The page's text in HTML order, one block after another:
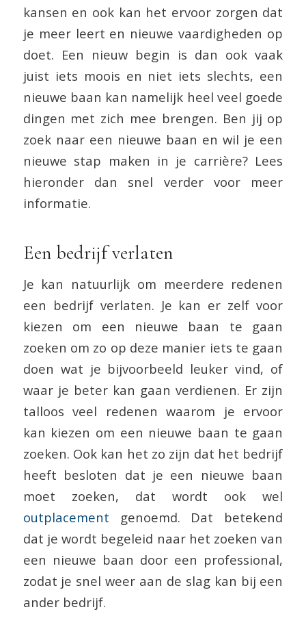
kansen en ook kan het ervoor zorgen dat
je meer leert en nieuwe vaardigheden op
doet. Een nieuw begin is dan ook vaak
juist iets moois en niet iets slechts, een
nieuwe baan kan namelijk heel veel goede
dingen met zich mee brengen. Ben jij op
zoek naar een nieuwe baan en wil je een
nieuwe stap maken in je carrière? Lees
hieronder dan snel verder voor meer
informatie.
Een bedrijf verlaten
Je kan natuurlijk om meerdere redenen
een bedrijf verlaten. Je kan er zelf voor
kiezen om een nieuwe baan te gaan
zoeken om zo op deze manier iets te gaan
doen wat je bijvoorbeeld leuker vind, of
waar je beter kan gaan verdienen. Er zijn
talloos veel redenen waarom je ervoor
kan kiezen om een nieuwe baan te gaan
zoeken. Ook kan het zo zijn dat het bedrijf
heeft besloten dat je een nieuwe baan
moet zoeken, dat wordt ook wel
outplacement genoemd. Dat betekend
dat je wordt begeleid naar het zoeken van
een nieuwe baan door een professional,
zodat je snel weer aan de slag kan bij een
ander bedrijf.